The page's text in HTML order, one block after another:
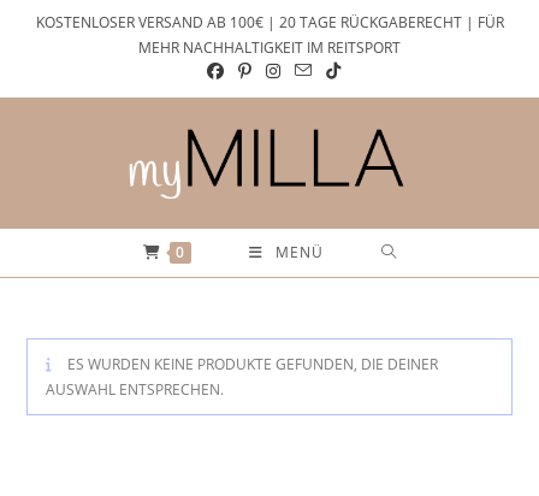
KOSTENLOSER VERSAND AB 100€ | 20 TAGE RÜCKGABERECHT | FÜR
MEHR NACHHALTIGKEIT IM REITSPORT
0 MENÜ
ES WURDEN KEINE PRODUKTE GEFUNDEN, DIE DEINER
AUSWAHL ENTSPRECHEN.